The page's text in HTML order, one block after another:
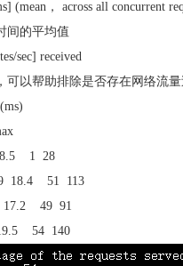
， across all concurrent
的平均值
sec] received
以帮助排除是否存在网络流量
1 28
51 113
49 91
54 140